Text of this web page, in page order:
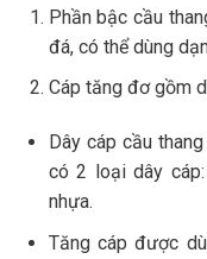
Phần bậc cầu
đá, có thể dùng
Cáp tăng đơ gồm
Dây cáp cầu
có 2 loại dây
nhựa.
Tăng cáp được